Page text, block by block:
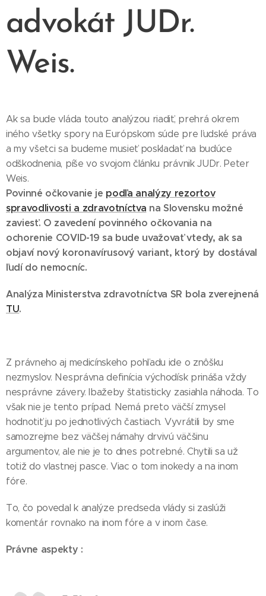
advokát JUDr.
Weis.
Ak sa bude vláda touto analýzou riadiť, prehrá okrem
iného všetky spory na Európskom súde pre ľudské práva
a my všetci sa budeme musieť poskladať na budúce
odškodnenia, píše vo svojom článku právnik JUDr. Peter
Weis.
Povinné očkovanie je podľa analýzy rezortov
spravodlivosti a zdravotníctva na Slovensku možné
zaviesť. O zavedení povinného očkovania na
ochorenie COVID-19 sa bude uvažovať vtedy, ak sa
objaví nový koronavírusový variant, ktorý by dostával
ľudí do nemocníc.
Analýza Ministerstva zdravotníctva SR bola zverejnená
TU.
Z právneho aj medicínskeho pohľadu ide o znôšku
nezmyslov. Nesprávna definícia východísk prináša vždy
nesprávne závery. Ibažeby štatisticky zasiahla náhoda. To
však nie je tento prípad. Nemá preto väčší zmysel
hodnotiť ju po jednotlivých častiach. Vyvrátili by sme
samozrejme bez väčšej námahy drvivú väčšinu
argumentov, ale nie je to dnes potrebné. Chytili sa už
totiž do vlastnej pasce. Viac o tom inokedy a na inom
fóre.
To, čo povedal k analýze predseda vlády si zaslúži
komentár rovnako na inom fóre a v inom čase.
Právne aspekty :